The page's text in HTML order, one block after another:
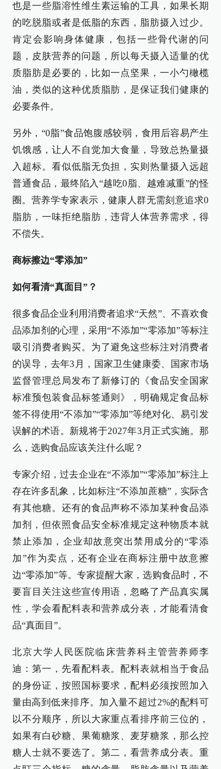
也是一些脂溶性维生素运输的工具，如果长期
的吃脱脂或者是低脂的东西，脂肪摄入过少。
肯定会影响身体健康，包括一些骨代谢的问
题，皮肤营养的问题，所以每天摄入适量的优
质脂肪是必要的，比如一点坚果，一小勺橄榄
油，类似的这种优质脂肪，是保证我们健康的
必要条件。
另外，“0脂”食品饱腹感较弱，食用后容易产生
饥饿感，让人不自觉加大食量，导致总热量摄
入超标。看似低脂无负担，实则热量摄入远超
普通食品，最终陷入“越吃0脂、越难减重”的怪
圈。营养学专家表示，健康人群无需刻意追求0
脂肪，一味拒绝脂肪，违背人体营养需求，得
不偿失。
商标擦边“零添加”
如何看清“真面目”？
很多食品企业利用消费者追求“天然”、不喜欢食
品添加剂的心理，采用“不添加”“零添加”等标注
吸引消费者购买。为了避免这些标注对消费者
的误导，去年3月，国家卫生健康委、国家市场
监督管理总局发布了新修订的《食品安全国家
标准预包装食品标签通则》，明确规定食品标
签不得使用“不添加”“零添加”等绝对化、易引发
误解的术语。新规将于2027年3月正式实施。那
么，选购食品应该关注什么呢？
专家介绍，过去企业在“不添加”“零添加”标注上
存在许多乱象，比如标注“不添加蔗糖”，实际含
有其他糖。还有的食品声称不添加某种食品添
加剂，但依照食品安全标准规定这种物质本就
禁止添加，企业却故意突出禁用成分的“零添
加”作为卖点，还有企业在商标注册中故意擦
边“零添加”等。专家提醒大家，选购食品时，不
要盲目关注这些宣传用语，忽略了产品真实属
性，学会看配料表和营养成分表，才能看清食
品“真面目”。
北京大学人民医院临床营养科主管营养师李
迪：第一，先看配料表。配料表就相当于食品
的身份证，按照国标要求，配料必须按照加入
量由高到低来排序。加入量不超过2%的配料可
以不分顺序，所以大家重点看排序前三位的，
如果有白砂糖、果葡糖浆、麦芽糖浆，那么控
糖人士就不要选了。第二，看营养成分表。重